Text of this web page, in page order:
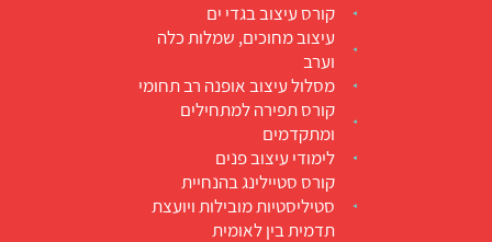
קורס עיצוב בגדי ים
עיצוב מחוכים, שמלות כלה
וערב
מסלול עיצוב אופנה רב תחומי
קורס תפירה למתחילים
ומתקדמים
לימודי עיצוב פנים
קורס סטיילינג בהנחיית
סטיליסטיות מובילות ויועצת
תדמית בין לאומית